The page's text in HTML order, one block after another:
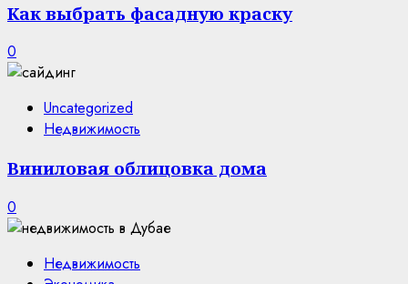
Как выбрать фасадную краску
0
Uncategorized
Недвижимость
Виниловая облицовка дома
0
Недвижимость